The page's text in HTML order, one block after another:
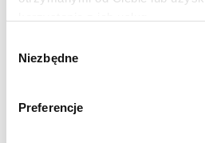
zgody
Niezbędne
Preferencje